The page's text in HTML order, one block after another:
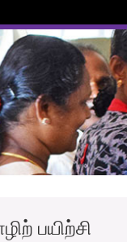
பயிற்சி